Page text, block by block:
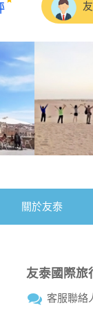
楊雅涵我
諸多疑
#
值非常
傳瀚（小
參
關於友泰
友泰國際旅
客服聯絡